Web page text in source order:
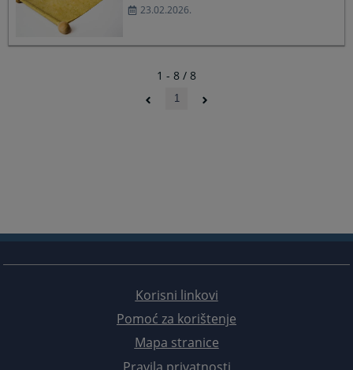
23.02.2026.
1 - 8 / 8
1
Korisni linkovi
Pomoć za korištenje
Mapa stranice